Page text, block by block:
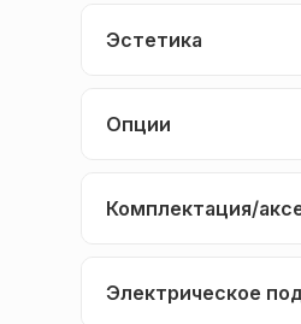
Эстетика
Опции
Комплектация/
Электрическое